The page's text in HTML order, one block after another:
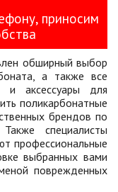
приносим
обширный выбор
а также все
и аксессуары для
поликарбонатные
брендов по
специалисты
профессиональные
выбранных вами
поврежденных